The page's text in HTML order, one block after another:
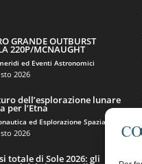
GRANDE OUTBURST
220P/MCNAUGHT
ed Eventi Astronomici
2026
dell’esplorazione lunare
per l’Etna
ed Esplorazione Spaziale
2026
totale di Sole 2026: gli